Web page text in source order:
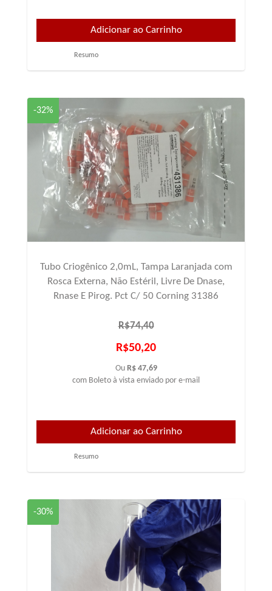
Resumo
-32%
Tubo Criogênico 2,0mL, Tampa Laranjada com
Rosca Externa, Não Estéril, Livre De Dnase,
Rnase E Pirog. Pct C/ 50 Corning 31386
R$74,40
R$50,20
Ou R$ 47,69
com Boleto à vista enviado por e-mail
Resumo
-30%